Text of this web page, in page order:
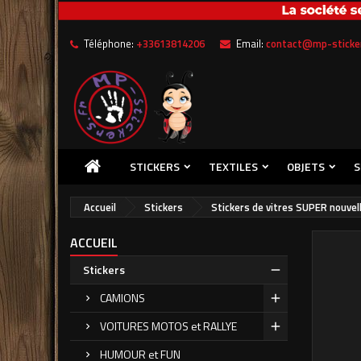
Téléphone: +33613814206 Email: contact@mp-
STICKERS TEXTILES OBJETS
Accueil Stickers Stickers de vitres SUPER
ACCUEIL
Stickers
CAMIONS
VOITURES MOTOS et RALLYE
HUMOUR et FUN